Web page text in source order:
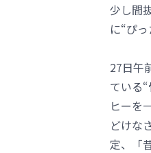
少し間
に“ぴっ
27日午
ている
ヒーを
どけな
定、「